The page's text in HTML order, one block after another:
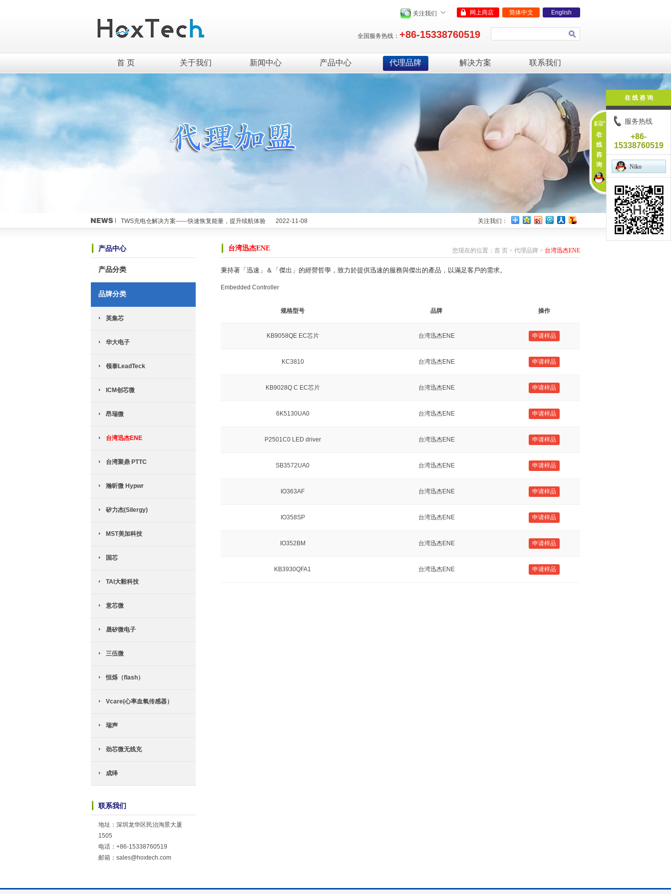
关注我们 网上商店 简体中文 English
全国服务热线： +86-15338760519
首 页 关于我们 新闻中心 产品中心 代理品牌 解决方案 联系我们
TWS充电仓解决方案------快速恢复能量，提升续航体验
2022-11-08
恭喜赫兴科与上海晟矽微电子股份有限公司的MCU产品达成战略合作
TWS耳机专用：劲芯微推出两款SoC无线充电接收方案
2019-04-22
恭喜赫兴科与台湾迅杰（ENE）达成战略合作
新网站全新上线
2022-11-08
恭喜赫兴科与MST美加的霍尔传感器产品达成战略合作
恭喜赫兴科与上海晟矽微电子股份有限公司的MCU产品达成战略合作
2020-04-19
2019-04-22
关注我们：
产品中心
产品分类
品牌分类
英集芯
华大电子
领泰LeadTeck
ICM创芯微
昂瑞微
台湾迅杰ENE
台湾聚鼎 PTTC
瀚昕微 Hypwr
矽力杰(Silergy)
MST美加科技
国芯
TAI大毅科技
意芯微
晟矽微电子
三伍微
恒烁（flash）
Vcare(心率血氧传感器）
瑞声
劲芯微无线充
成绎
联系我们
地址：深圳龙华区民治淘景大厦
1505
电话：+86-15338760519
邮箱：sales@hoxtech.com
台湾迅杰ENE 您现在的位置： 首 页 > 代理品牌 > 台湾迅杰ENE
秉持著「迅速」＆「傑出」的經營哲學，致力於提供迅速的服務與傑出的產品，以滿足客戶的需求。
Embedded Controller
规格型号 品牌 操作
KB9058QE EC芯片 台湾迅杰ENE 申请样品
KC3810 台湾迅杰ENE 申请样品
KB9028Q C EC芯片 台湾迅杰ENE 申请样品
6K5130UA0 台湾迅杰ENE 申请样品
P2501C0 LED driver 台湾迅杰ENE 申请样品
SB3572UA0 台湾迅杰ENE 申请样品
IO363AF 台湾迅杰ENE 申请样品
IO358SP 台湾迅杰ENE 申请样品
IO352BM 台湾迅杰ENE 申请样品
KB3930QFA1 台湾迅杰ENE 申请样品
在 线 咨 询
在
线
咨
询
服务热线
+86-
15338760519
Niko